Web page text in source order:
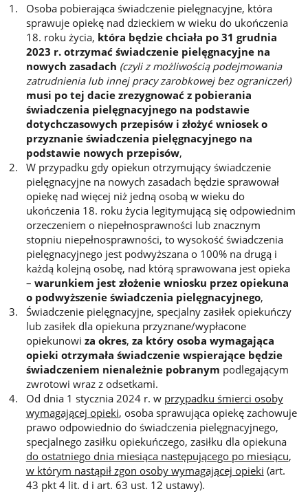
Osoba pobierająca świadczenie pielęgnacyjne, która
sprawuje opiekę nad dzieckiem w wieku do ukończenia
18. roku życia, która będzie chciała po 31 grudnia
2023 r. otrzymać świadczenie pielęgnacyjne na
nowych zasadach (czyli z możliwością podejmowania
zatrudnienia lub innej pracy zarobkowej bez ograniczeń)
musi po tej dacie zrezygnować z pobierania
świadczenia pielęgnacyjnego na podstawie
dotychczasowych przepisów i złożyć wniosek o
przyznanie świadczenia pielęgnacyjnego na
podstawie nowych przepisów,
W przypadku gdy opiekun otrzymujący świadczenie
pielęgnacyjne na nowych zasadach będzie sprawował
opiekę nad więcej niż jedną osobą w wieku do
ukończenia 18. roku życia legitymującą się odpowiednim
orzeczeniem o niepełnosprawności lub znacznym
stopniu niepełnosprawności, to wysokość świadczenia
pielęgnacyjnego jest podwyższana o 100% na drugą i
każdą kolejną osobę, nad którą sprawowana jest opieka
– warunkiem jest złożenie wniosku przez opiekuna
o podwyższenie świadczenia pielęgnacyjnego,
Świadczenie pielęgnacyjne, specjalny zasiłek opiekuńczy
lub zasiłek dla opiekuna przyznane/wypłacone
opiekunowi za okres, za który osoba wymagająca
opieki otrzymała świadczenie wspierające będzie
świadczeniem nienależnie pobranym podlegającym
zwrotowi wraz z odsetkami.
Od dnia 1 stycznia 2024 r. w przypadku śmierci osoby
wymagającej opieki, osoba sprawująca opiekę zachowuje
prawo odpowiednio do świadczenia pielęgnacyjnego,
specjalnego zasiłku opiekuńczego, zasiłku dla opiekuna
do ostatniego dnia miesiąca następującego po miesiącu,
w którym nastąpił zgon osoby wymagającej opieki (art.
43 pkt 4 lit. d i art. 63 ust. 12 ustawy).